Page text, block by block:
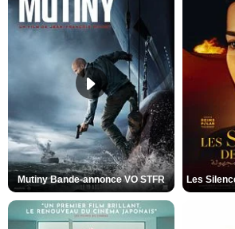
Mutiny Bande-annonce VO STFR